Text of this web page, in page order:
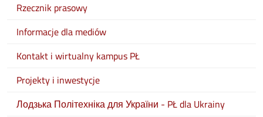
Rzecznik prasowy
Informacje dla mediów
Kontakt i wirtualny kampus PŁ
Projekty i inwestycje
Лодзька Політехніка для України - PŁ dla Ukrainy